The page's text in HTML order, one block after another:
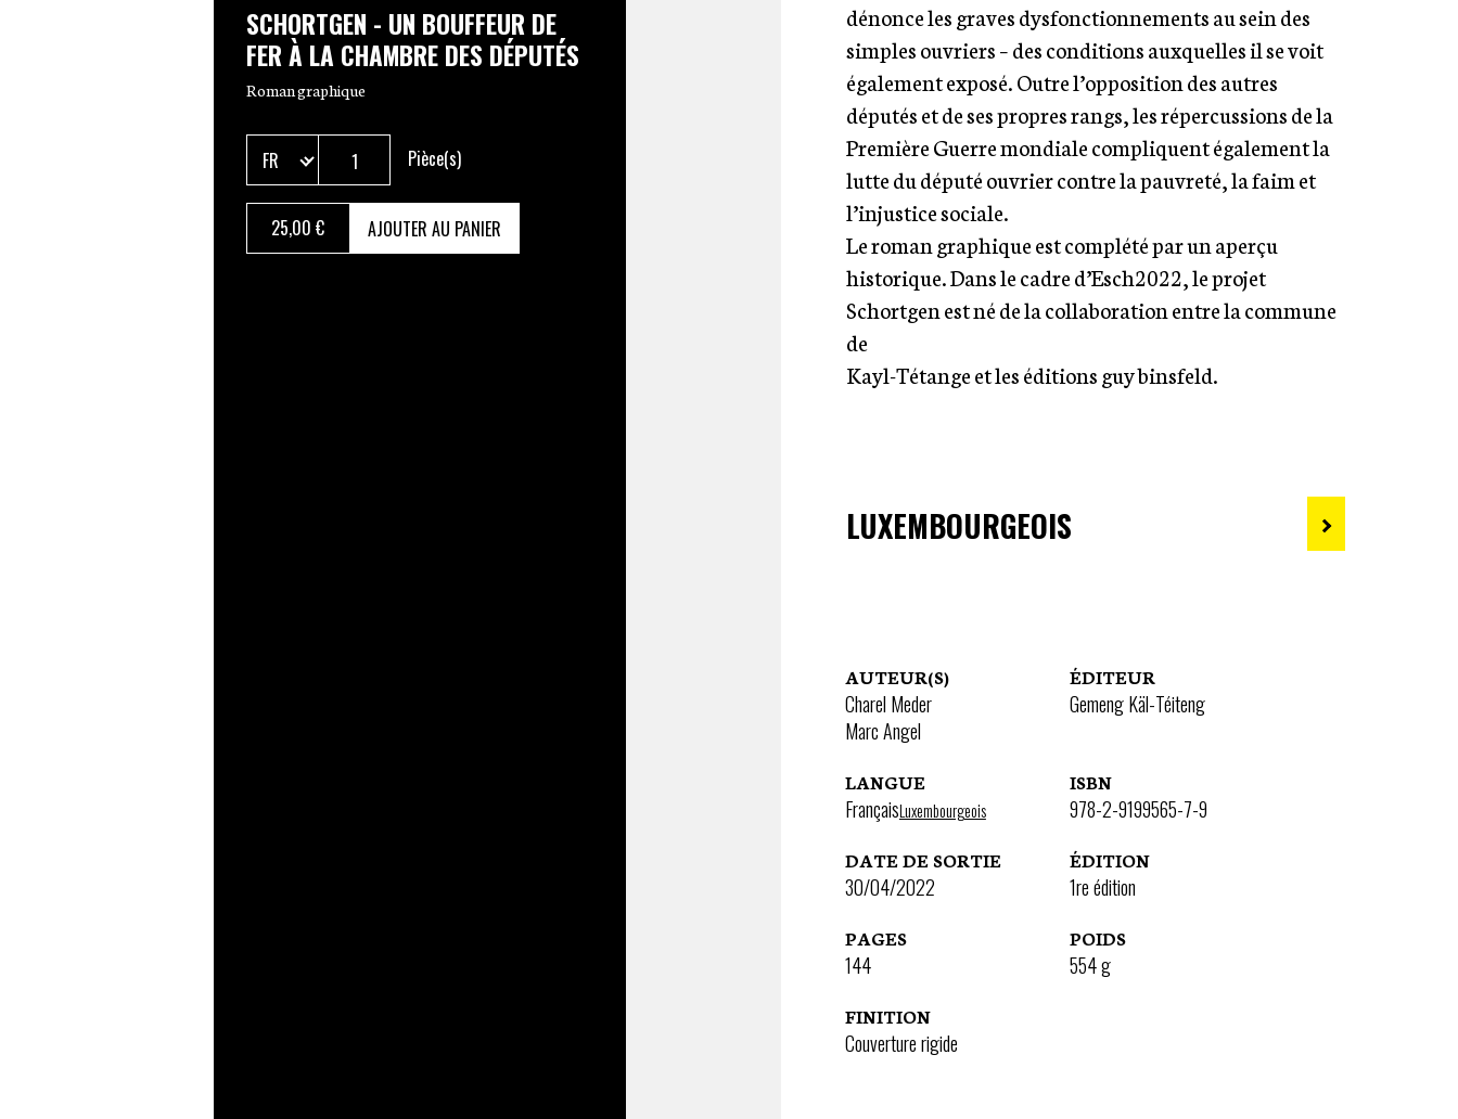
SCHORTGEN - UN BOUFFEUR DE
FER À LA CHAMBRE DES DÉPUTÉS
Roman graphique
Pièce(s)
25,00 € AJOUTER AU PANIER
dénonce les graves dysfonctionnements au sein des
simples ouvriers – des conditions auxquelles il se voit
également exposé. Outre l’opposition des autres
députés et de ses propres rangs, les répercussions de la
Première Guerre mondiale compliquent également la
lutte du député ouvrier contre la pauvreté, la faim et
l’injustice sociale.
Le roman graphique est complété par un aperçu
historique. Dans le cadre d’Esch2022, le projet
Schortgen est né de la collaboration entre la commune
de
Kayl-Tétange et les éditions guy binsfeld.
LUXEMBOURGEOIS
AUTEUR(S)
Charel Meder
Marc Angel
ÉDITEUR
Gemeng Käl-Téiteng
LANGUE
FrançaisLuxembourgeois
ISBN
978-2-9199565-7-9
DATE DE SORTIE
30/04/2022
ÉDITION
1re édition
PAGES
144
POIDS
554g
FINITION
Couverture rigide